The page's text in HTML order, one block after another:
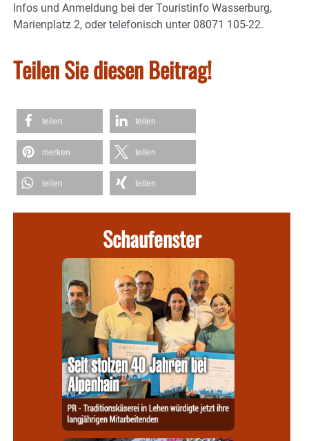
Infos und Anmeldung bei der Touristinfo Wasserburg,
Marienplatz 2, oder telefonisch unter 08071 105-22.
Teilen Sie diesen Beitrag!
teilen teilen
merken teilen
teilen teilen
Schaufenster